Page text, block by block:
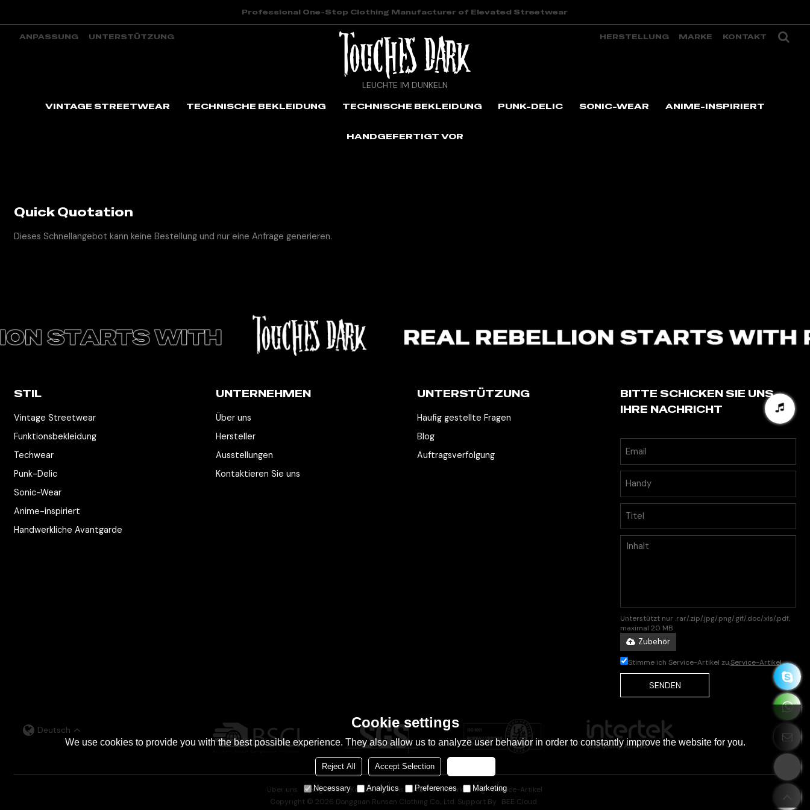
Professional One-Stop Clothing Manufacturer of Elevated Streetwear
ANPASSUNG UNTERSTÜTZUNG HERSTELLUNG MARKE KONTAKT
LEUCHTE IM DUNKELN
VINTAGE STREETWEAR
TECHNISCHE BEKLEIDUNG TECHNISCHE BEKLEIDUNG PUNK-DELIC SONIC-WEAR ANIME-INSPIRIERT
HANDGEFERTIGT VOR
Quick Quotation
Dieses Schnellangebot kann keine Bestellung und nur eine Anfrage generieren.
STIL
Vintage Streetwear
Funktionsbekleidung
Techwear
Punk-Delic
Sonic-Wear
Anime-inspiriert
Handwerkliche Avantgarde
UNTERNEHMEN
Über uns
Hersteller
Ausstellungen
Kontaktieren Sie uns
UNTERSTÜTZUNG
Häufig gestellte Fragen
Blog
Auftragsverfolgung
BITTE SCHICKEN SIE UNS
IHRE NACHRICHT
Unterstützt nur .rar/.zip/.jpg/.png/.gif/.doc/.xls/.pdf,
maximal 20 MB
Zubehör
Stimme ich Service-Artikel zu,Service-Artikel
SENDEN
Deutsch
Über uns Neuigkeiten Kontakt mit uns FAQs Privaterklärung
Service-Artikel
Copyright © 2026 Dongguan Runsen Clothing Co., Ltd. Support By BEE Cloud
Cookie settings
We use cookies to provide you with the best possible experience. They also allow us to analyze user behavior in order to constantly improve the website for you.
Reject All Accept Selection
Necessary Analytics Preferences Marketing